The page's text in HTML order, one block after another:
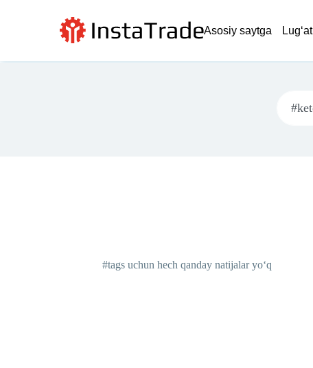
Asosiy saytga Lug‘at
#tags uchun hech qanday natijalar yo‘q